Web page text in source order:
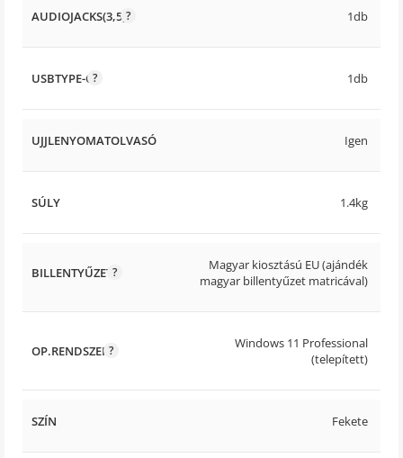
AUDIOJACKS(3,5) 1db
USBTYPE-C 1db
UJJLENYOMATOLVASÓ Igen
SÚLY 1.4kg
BILLENTYŰZET
Magyar kiosztású EU (ajándék
magyar billentyűzet matricával)
OP.RENDSZER
Windows 11 Professional
(telepített)
SZÍN Fekete